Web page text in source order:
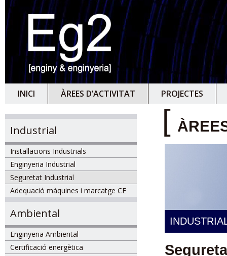
INICI ÀREES D’ACTIVITAT PROJECTES
Industrial
Instal·lacions Industrials
Enginyeria Industrial
Seguretat Industrial
Adequació màquines i marcatge CE
Ambiental
Enginyeria Ambiental
Certificació energètica
[